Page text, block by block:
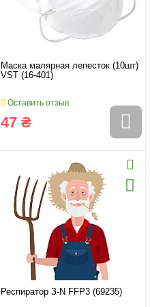
Маска малярная лепесток (10шт)
VST (16-401)
Оставить отзыв
47 ₴
Респиратор З-N FFP3 (69235)